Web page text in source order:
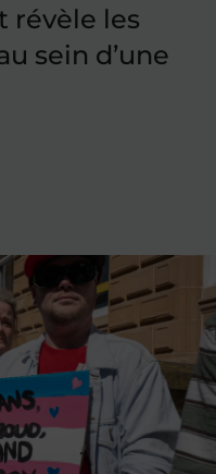
révèle les
sein d’une